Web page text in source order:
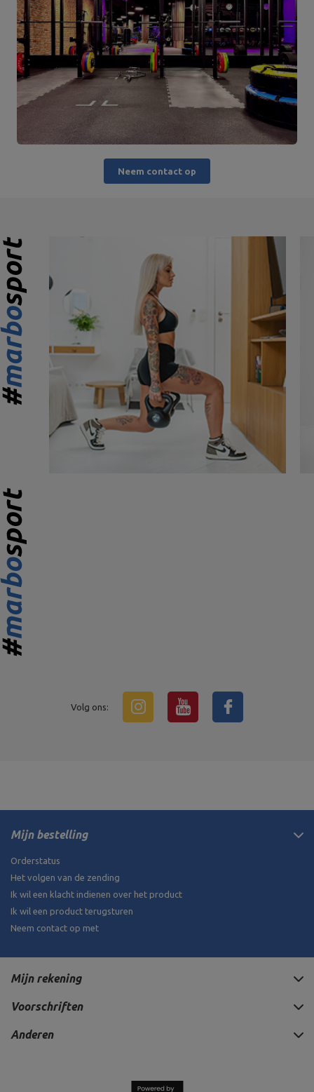
Neem contact op
Volg ons:
Mijn bestelling
Orderstatus
Het volgen van de zending
Ik wil een klacht indienen over het product
Ik wil een product terugsturen
Neem contact op met
Mijn rekening
Voorschriften
Anderen